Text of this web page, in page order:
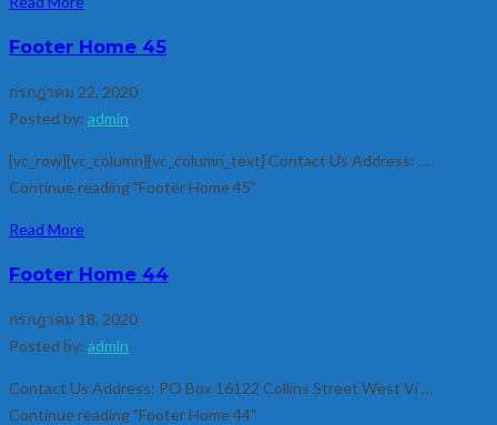
Footer Home 45
กรกฎาคม 22, 2020
Posted by: admin
[vc_row][vc_column][vc_column_text] Contact Us Address: …
Continue reading "Footer Home 45"
Read More
Footer Home 44
กรกฎาคม 18, 2020
Posted by: admin
Contact Us Address: PO Box 16122 Collins Street West Vi …
Continue reading "Footer Home 44"